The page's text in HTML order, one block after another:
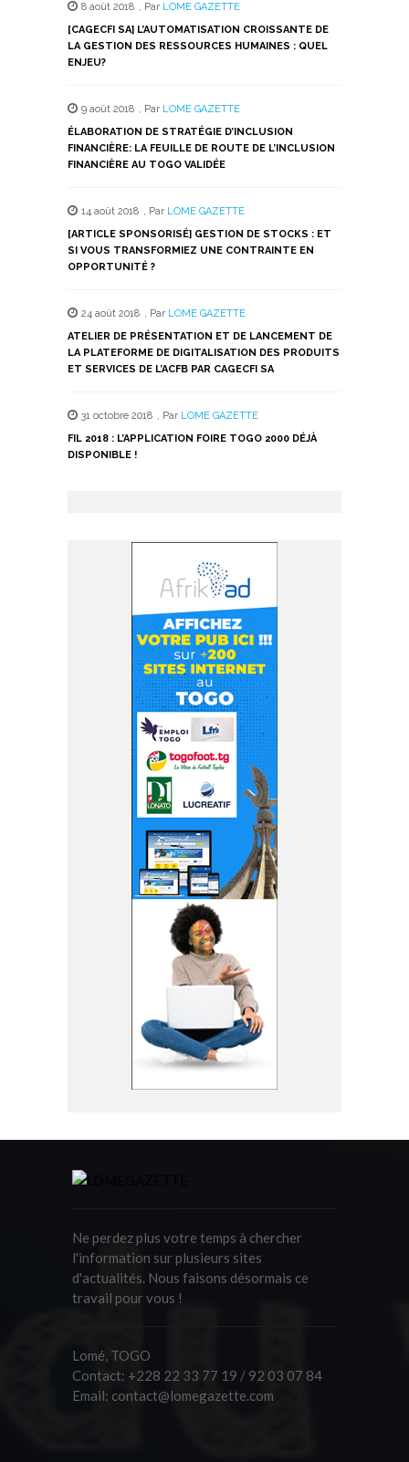
une
nouvelle
fenêtre)
une
nouvelle
fenêtre)
une
nouvelle
fenêtre)
une
nouvelle
fenêtre)
nouvelle
fenêtre)
8 août 2018 , Par LOME GAZETTE
[CAGECFI SA] L’AUTOMATISATION CROISSANTE DE
LA GESTION DES RESSOURCES HUMAINES : QUEL
ENJEU?
9 août 2018 , Par LOME GAZETTE
ÉLABORATION DE STRATÉGIE D’INCLUSION
FINANCIÈRE: LA FEUILLE DE ROUTE DE L’INCLUSION
FINANCIÈRE AU TOGO VALIDÉE
14 août 2018 , Par LOME GAZETTE
[ARTICLE SPONSORISÉ] GESTION DE STOCKS : ET
SI VOUS TRANSFORMIEZ UNE CONTRAINTE EN
OPPORTUNITÉ ?
24 août 2018 , Par LOME GAZETTE
ATELIER DE PRÉSENTATION ET DE LANCEMENT DE
LA PLATEFORME DE DIGITALISATION DES PRODUITS
ET SERVICES DE L’ACFB PAR CAGECFI SA
31 octobre 2018 , Par LOME GAZETTE
FIL 2018 : L’APPLICATION FOIRE TOGO 2000 DÉJÀ
DISPONIBLE !
Ne perdez plus votre temps à chercher
l'information sur plusieurs sites
d'actualités. Nous faisons désormais ce
travail pour vous !
Lomé, TOGO
Contact: +228 22 33 77 19 / 92 03 07 84
Email: contact@lomegazette.com